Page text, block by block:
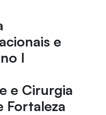
e
I
e Cirurgia
Fortaleza